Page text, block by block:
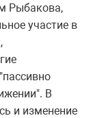
Рыбакова,
участие в
В
и изменение